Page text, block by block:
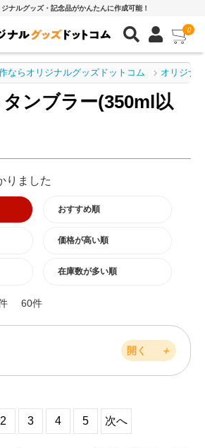
ナルグッズ・記念品がかんたんに作成可能！
0
ならオリジナルグッズドットコム オリジナ
ンブラー(350ml以
りました
おすすめ順
価格が高い順
在庫数が多い順
60件
開く ＋
2 3 4 5 次へ